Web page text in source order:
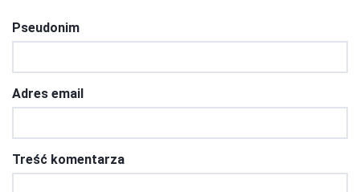
Pseudonim
Adres email
Treść komentarza